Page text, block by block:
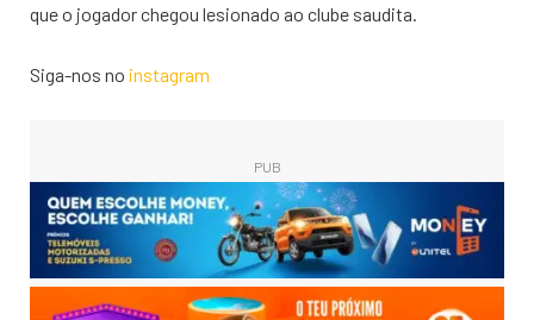
que o jogador chegou lesionado ao clube saudita.
Siga-nos no instagram
PUB